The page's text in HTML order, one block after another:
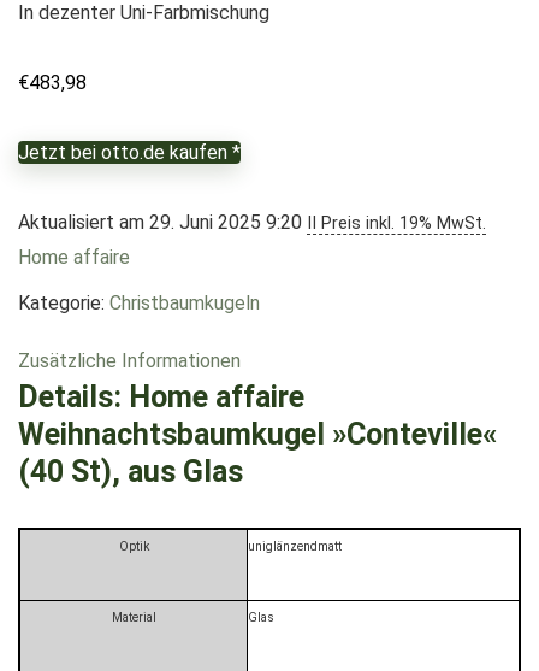
In dezenter Uni-Farbmischung
€483,98
Jetzt bei otto.de kaufen *
Aktualisiert am 29. Juni 2025 9:20 II Preis inkl. 19% MwSt.
Home affaire
Kategorie: Christbaumkugeln
Zusätzliche Informationen
Details: Home affaire
Weihnachtsbaumkugel »Conteville«
(40 St), aus Glas
Optik uniglänzendmatt
Material Glas